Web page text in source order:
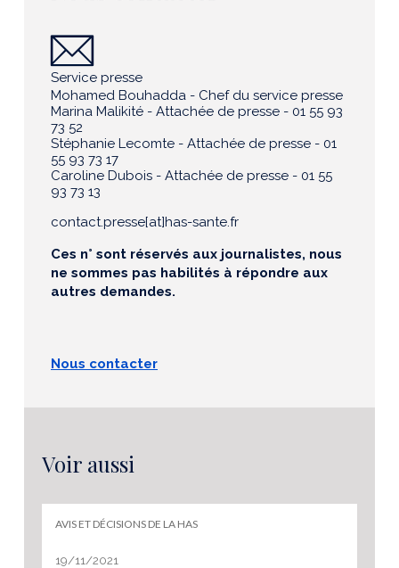
Service presse
Mohamed Bouhadda - Chef du service presse
Marina Malikité - Attachée de presse - 01 55 93
73 52
Stéphanie Lecomte - Attachée de presse - 01
55 93 73 17
Caroline Dubois - Attachée de presse - 01 55
93 73 13
contact.presse[at]has-sante.fr
Ces n° sont réservés aux journalistes, nous
ne sommes pas habilités à répondre aux
autres demandes.
Nous contacter
Voir aussi
AVIS ET DÉCISIONS DE LA HAS
19/11/2021